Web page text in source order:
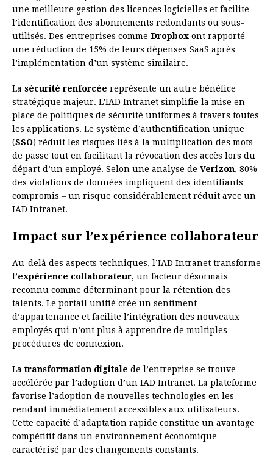
une meilleure gestion des licences logicielles et facilite
l’identification des abonnements redondants ou sous-
utilisés. Des entreprises comme Dropbox ont rapporté
une réduction de 15% de leurs dépenses SaaS après
l’implémentation d’un système similaire.
La sécurité renforcée représente un autre bénéfice
stratégique majeur. L’IAD Intranet simplifie la mise en
place de politiques de sécurité uniformes à travers toutes
les applications. Le système d’authentification unique
(SSO) réduit les risques liés à la multiplication des mots
de passe tout en facilitant la révocation des accès lors du
départ d’un employé. Selon une analyse de Verizon, 80%
des violations de données impliquent des identifiants
compromis – un risque considérablement réduit avec un
IAD Intranet.
Impact sur l’expérience collaborateur
Au-delà des aspects techniques, l’IAD Intranet transforme
l’expérience collaborateur, un facteur désormais
reconnu comme déterminant pour la rétention des
talents. Le portail unifié crée un sentiment
d’appartenance et facilite l’intégration des nouveaux
employés qui n’ont plus à apprendre de multiples
procédures de connexion.
La transformation digitale de l’entreprise se trouve
accélérée par l’adoption d’un IAD Intranet. La plateforme
favorise l’adoption de nouvelles technologies en les
rendant immédiatement accessibles aux utilisateurs.
Cette capacité d’adaptation rapide constitue un avantage
compétitif dans un environnement économique
caractérisé par des changements constants.